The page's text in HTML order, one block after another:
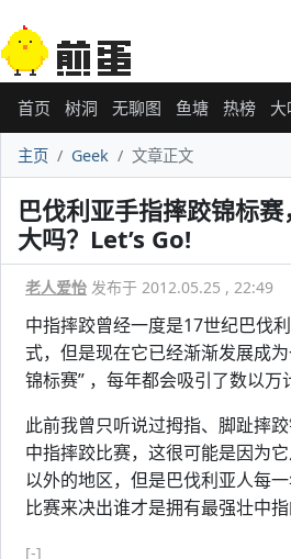
首页 树洞 无聊图 鱼塘 热榜
主页 Geek 文章正文
巴伐利亚手指摔跤锦标
大吗？Let’s Go!
老人爱怡 发布于 2012.05.25 , 22:49
中指摔跤曾经一度是17世纪巴伐
式，但是现在它已经渐渐发展成
锦标赛” ，每年都会吸引了数以万
此前我曾只听说过拇指、脚趾摔
中指摔跤比赛，这很可能是因为
以外的地区，但是巴伐利亚人每
比赛来决出谁才是拥有最强壮中指
[-]